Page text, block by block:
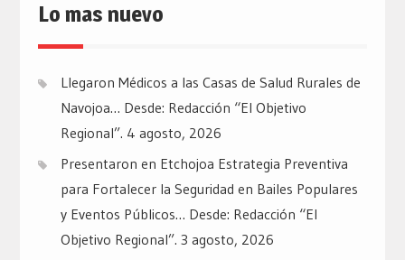
Lo mas nuevo
Llegaron Médicos a las Casas de Salud Rurales de
Navojoa… Desde: Redacción “El Objetivo
Regional”. 4 agosto, 2026
Presentaron en Etchojoa Estrategia Preventiva
para Fortalecer la Seguridad en Bailes Populares
y Eventos Públicos… Desde: Redacción “El
Objetivo Regional”. 3 agosto, 2026